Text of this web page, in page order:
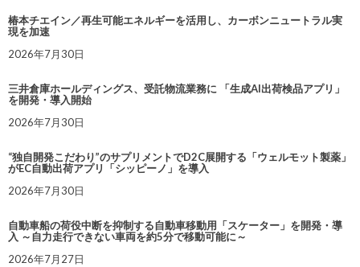
椿本チエイン／再生可能エネルギーを活用し、カーボンニュートラル実
現を加速
2026年7月30日
三井倉庫ホールディングス、受託物流業務に 「生成AI出荷検品アプリ」
を開発・導入開始
2026年7月30日
“独自開発こだわり”のサプリメントでD2C展開する「ウェルモット製薬」
がEC自動出荷アプリ「シッピーノ」を導入
2026年7月30日
自動車船の荷役中断を抑制する自動車移動用「スケーター」を開発・導
入 ～自力走行できない車両を約5分で移動可能に～
2026年7月27日